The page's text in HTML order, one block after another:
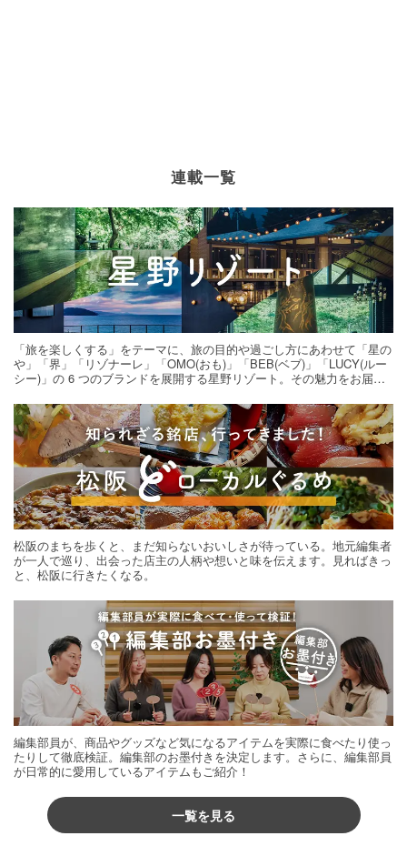
連載一覧
「旅を楽しくする」をテーマに、旅の目的や過ごし方にあわせて「星の
や」「界」「リゾナーレ」「OMO(おも)」「BEB(ベブ)」「LUCY(ルー
シー)」の 6 つのブランドを展開する星野リゾート。その魅力をお届け
松阪のまちを歩くと、まだ知らないおいしさが待っている。地元編集者
が一人で巡り、出会った店主の人柄や想いと味を伝えます。見ればきっ
と、松阪に行きたくなる。
編集部員が、商品やグッズなど気になるアイテムを実際に食べたり使っ
たりして徹底検証。編集部のお墨付きを決定します。さらに、編集部員
が日常的に愛用しているアイテムもご紹介！
一覧を見る